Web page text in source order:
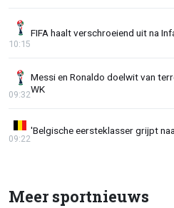
FIFA haalt verschroeiend uit na
10:15
Messi en Ronaldo doelwit van
WK
09:32
'Belgische eersteklasser grijpt
09:22
Meer sportnieuws